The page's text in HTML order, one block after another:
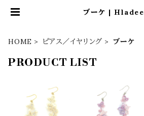
ブーケ | Hladee
HOME ピアス／イヤリング ブーケ
PRODUCT LIST